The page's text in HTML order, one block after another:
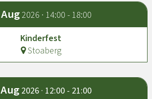
Aug2026 · 14:00 - 18:00
Kinderfest
Stoaberg
Aug 2026 · 12:00 - 21:00